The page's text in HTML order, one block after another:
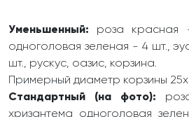
Уменьшенный: роза красная
одноголовая зеленая - 4 шт.,
шт., рускус, оазис, корзина.
Примерный диаметр корзины
Стандартный (на фото):
хризантема одноголовая